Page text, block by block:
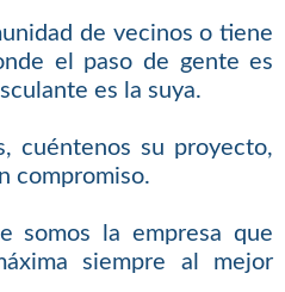
de vecinos o tiene
el paso de gente es
es la suya.
cuéntenos su proyecto,
compromiso.
somos la empresa que
siempre al mejor